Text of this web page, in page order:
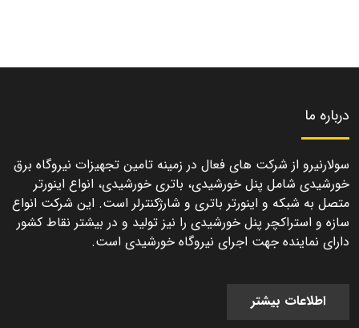
درباره ما
سولارنیرو از شرکت های فعال در زمینه تامین تجهیزات نیروگاه برق
خورشیدی شامل پنل خورشیدی، باتری خورشیدی، انواع اینورتر
متصل به شبکه و اینورتر باتری و شارژکنترلر است. این شرکت انواع
سازه و استراکچر پنل خورشیدی را نیز تولید و در بیشتر نقاط کشور
دارای نماینده جهت اجرای نیروگاه خورشیدی است.
اطلاعات بیشتر